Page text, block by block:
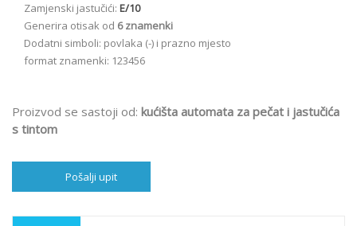
Zamjenski jastučići: E/10
Generira otisak od 6 znamenki
Dodatni simboli: povlaka (-) i prazno mjesto
format znamenki: 123456
Proizvod se sastoji od: kućišta automata za pečat i jastučića
s tintom
Pošalji upit